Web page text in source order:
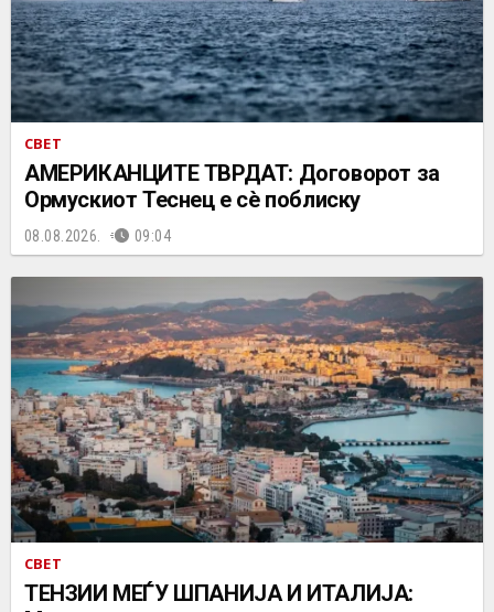
СВЕТ
АМЕРИКАНЦИТЕ ТВРДАТ: Договорот за
Ормускиот Теснец е сè поблиску
08.08.2026. 09:04
СВЕТ
ТЕНЗИИ МЕЃУ ШПАНИЈА И ИТАЛИЈА: